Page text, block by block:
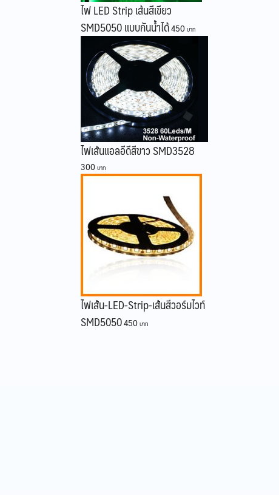
ไฟ LED Strip เส้นสีเขียว
SMD5050 แบบกันน้ำได้450
ไฟเส้นแอลอีดีสีขาว SMD3528
300
ไฟเส้น-LED-Strip-เส้นสีวอร์มไวท์
SMD5050450